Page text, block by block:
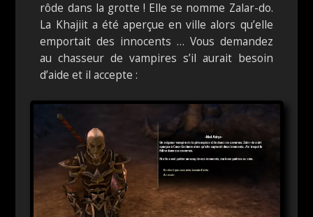
rôde dans la grotte ! Elle se nomme Zalar-do.
La Khajiit a été aperçue en ville alors qu’elle
emportait des innocents … Vous demandez
au chasseur de vampires s’il aurait besoin
d’aide et il accepte :